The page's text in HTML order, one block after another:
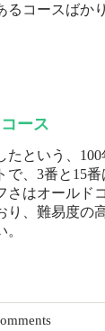
るコースばか
ース
たという、
、3番と15
さはオールド
、難易度の